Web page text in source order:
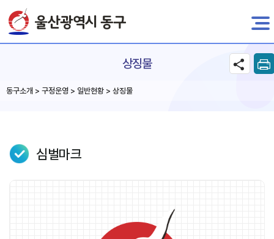
전자민원
상징물
동구소개 > 구정운영 > 일반현황 > 상징물
심벌마크